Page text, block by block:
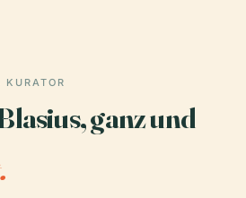
KURATOR
ganz und